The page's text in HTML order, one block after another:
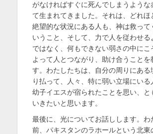
がなければすぐに死んでしまうような
て生まれてきました。それは、どれほ
絶望的な状況にある人も、神は救って
いうこと、そして、力で人を従わせる
ではなく、何もできない弱さの中にこ
よって人とつながり、助け合うことを
す。わたしたちは、自分の周りにある
り払って、人々、特に弱い立場にいる
幼子イエスが宿られたことを思い、と
いきたいと思います。
最後に、光についてお話しします。わ
前、パキスタンのラホールという北東